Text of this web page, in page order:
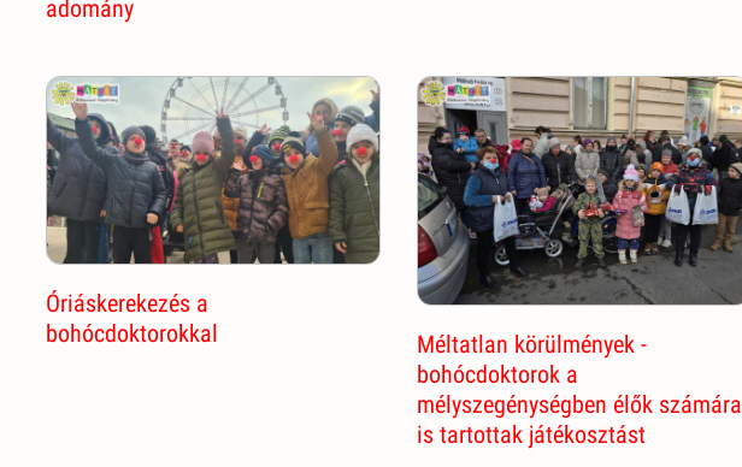
adomány
Óriáskerekezés a
bohócdoktorokkal
Méltatlan körülmények -
bohócdoktorok a
mélyszegénységben élők számára
is tartottak játékosztást